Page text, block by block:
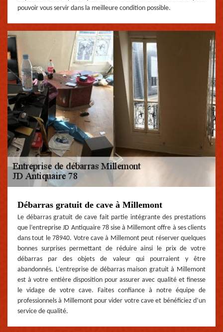
pouvoir vous servir dans la meilleure condition possible.
Débarras gratuit de cave à Millemont
Le débarras gratuit de cave fait partie intégrante des prestations
que l’entreprise JD Antiquaire 78 sise à Millemont offre à ses clients
dans tout le 78940. Votre cave à Millemont peut réserver quelques
bonnes surprises permettant de réduire ainsi le prix de votre
débarras par des objets de valeur qui pourraient y être
abandonnés. L’entreprise de débarras maison gratuit à Millemont
est à votre entière disposition pour assurer avec qualité et finesse
le vidage de votre cave. Faites confiance à notre équipe de
professionnels à Millemont pour vider votre cave et bénéficiez d’un
service de qualité.